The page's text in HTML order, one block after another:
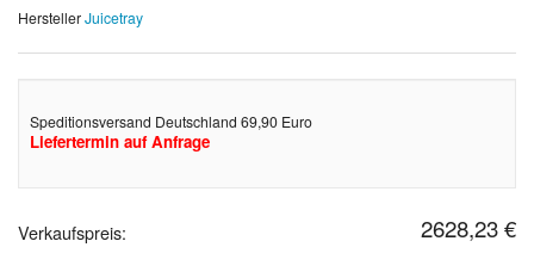
HerstellerJuicetray
Speditionsversand Deutschland 69,90 Euro
Liefertermin auf Anfrage
Verkaufspreis: 2628,23 €